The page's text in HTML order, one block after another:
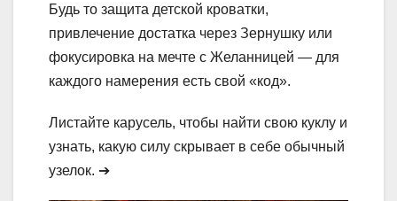
Будь то защита детской кроватки,
привлечение достатка через Зернушку или
фокусировка на мечте с Желанницей — для
каждого намерения есть свой «код».
Листайте карусель, чтобы найти свою куклу и
узнать, какую силу скрывает в себе обычный
узелок. ➔